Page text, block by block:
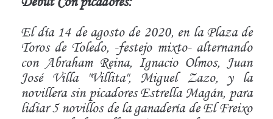
El día 14 de agosto de 2020, en la Plaza de
Toros de Toledo, -festejo mixto- alternando
con Abraham Reina, Ignacio Olmos, Juan
José Villa "Villita", Miguel Zazo, y la
novillera sin picadores Estrella Magán, para
lidiar 5 novillos de la ganadería de El Freixo